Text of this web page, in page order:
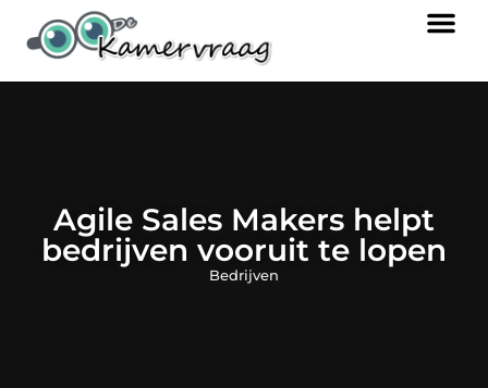
Agile Sales Makers helpt
bedrijven vooruit te lopen
Bedrijven